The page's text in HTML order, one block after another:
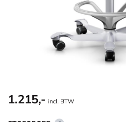
1.215,- incl. BTW